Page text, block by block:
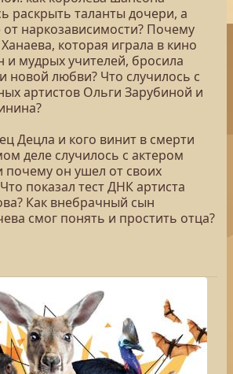
раскрыть таланты дочери, а
наркозависимости? Почему
которая играла в кино
мудрых учителей, бросила
новой любви? Что случилось с
артистов Ольги Зарубиной и
Децла и кого винит в смерти
деле случилось с актером
почему он ушел от своих
показал тест ДНК артиста
Как внебрачный сын
смог понять и простить отца?